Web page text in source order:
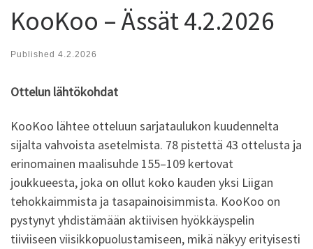
KooKoo – Ässät 4.2.2026
Published 4.2.2026
Ottelun lähtökohdat
KooKoo lähtee otteluun sarjataulukon kuudennelta
sijalta vahvoista asetelmista. 78 pistettä 43 ottelusta ja
erinomainen maalisuhde 155–109 kertovat
joukkueesta, joka on ollut koko kauden yksi Liigan
tehokkaimmista ja tasapainoisimmista. KooKoo on
pystynyt yhdistämään aktiivisen hyökkäyspelin
tiiviiseen viisikkopuolustamiseen, mikä näkyy erityisesti